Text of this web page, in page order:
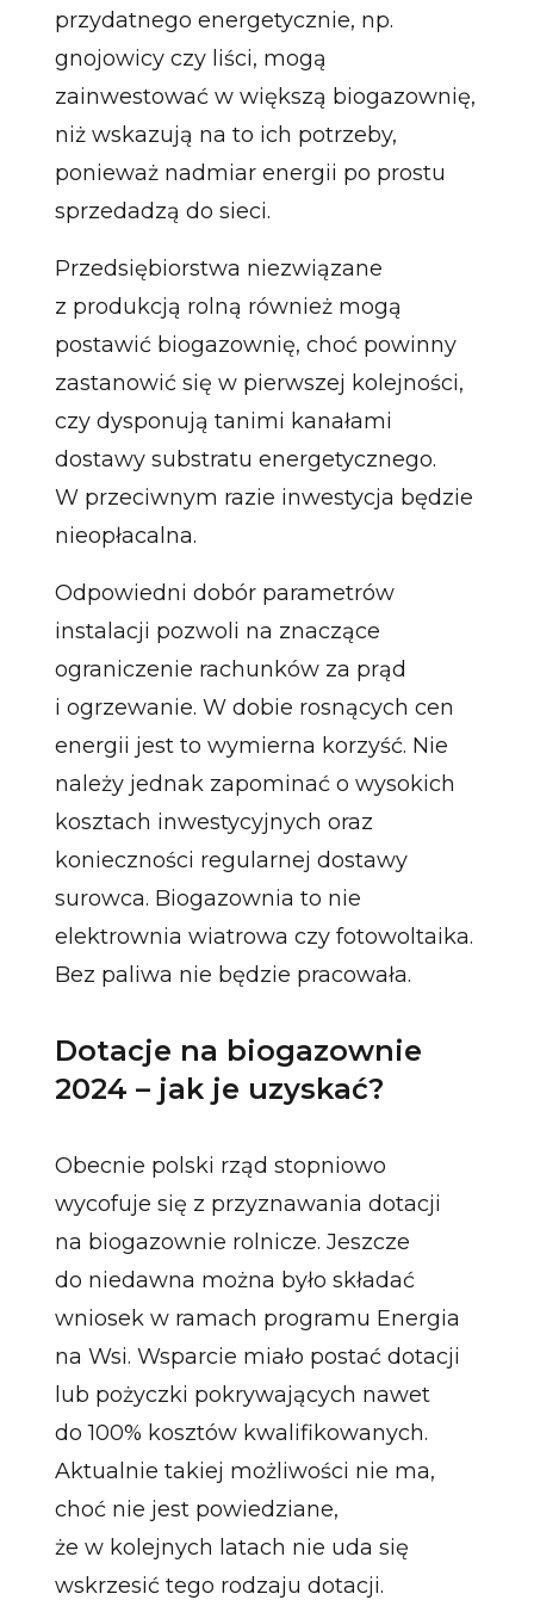
przydatnego energetycznie, np.
gnojowicy czy liści, mogą
zainwestować w większą biogazownię,
niż wskazują na to ich potrzeby,
ponieważ nadmiar energii po prostu
sprzedadzą do sieci.
Przedsiębiorstwa niezwiązane
z produkcją rolną również mogą
postawić biogazownię, choć powinny
zastanowić się w pierwszej kolejności,
czy dysponują tanimi kanałami
dostawy substratu energetycznego.
W przeciwnym razie inwestycja będzie
nieopłacalna.
Odpowiedni dobór parametrów
instalacji pozwoli na znaczące
ograniczenie rachunków za prąd
i ogrzewanie. W dobie rosnących cen
energii jest to wymierna korzyść. Nie
należy jednak zapominać o wysokich
kosztach inwestycyjnych oraz
konieczności regularnej dostawy
surowca. Biogazownia to nie
elektrownia wiatrowa czy fotowoltaika.
Bez paliwa nie będzie pracowała.
Dotacje na biogazownie
2024 – jak je uzyskać?
Obecnie polski rząd stopniowo
wycofuje się z przyznawania dotacji
na biogazownie rolnicze. Jeszcze
do niedawna można było składać
wniosek w ramach programu Energia
na Wsi. Wsparcie miało postać dotacji
lub pożyczki pokrywających nawet
do 100% kosztów kwalifikowanych.
Aktualnie takiej możliwości nie ma,
choć nie jest powiedziane,
że w kolejnych latach nie uda się
wskrzesić tego rodzaju dotacji.